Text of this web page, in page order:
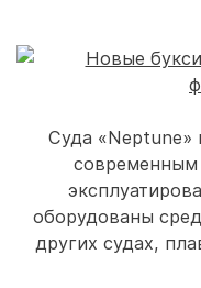
Суда «Neptune»
оборудованы
других судах,